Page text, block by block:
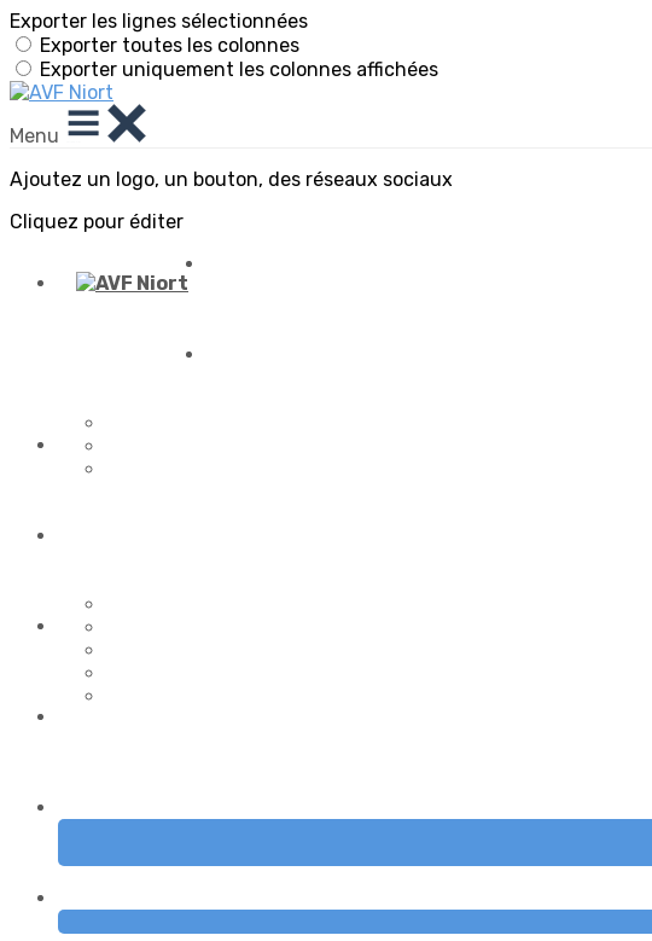
Exporter les lignes sélectionnées
Exporter toutes les colonnes
Exporter uniquement les colonnes affichées
Menu
Ajoutez un logo, un bouton, des réseaux sociaux
Cliquez pour éditer